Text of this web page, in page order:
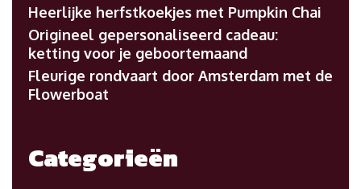
Heerlijke herfstkoekjes met Pumpkin Chai
Origineel gepersonaliseerd cadeau:
ketting voor je geboortemaand
Fleurige rondvaart door Amsterdam met de
Flowerboat
Categorieën